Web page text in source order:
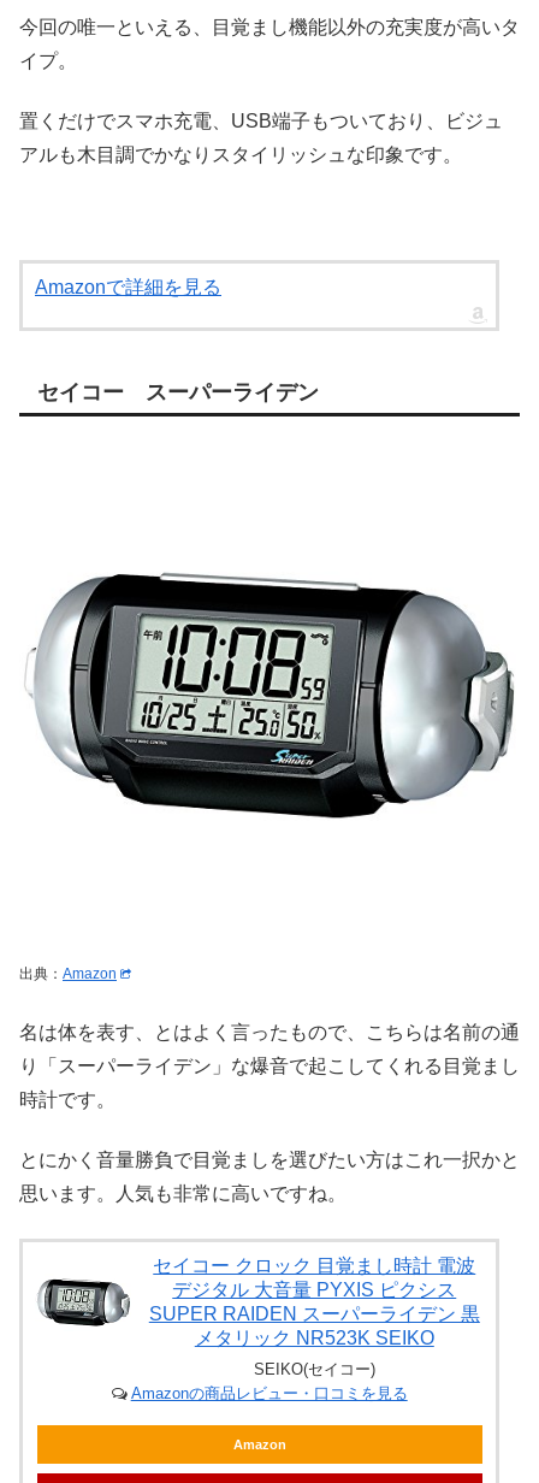
今回の唯一といえる、目覚まし機能以外の充実度が高いタ
イプ。
置くだけでスマホ充電、USB端子もついており、ビジュ
アルも木目調でかなりスタイリッシュな印象です。
Amazonで詳細を見る
セイコー スーパーライデン
出典： Amazon
名は体を表す、とはよく言ったもので、こちらは名前の通
り「スーパーライデン」な爆音で起こしてくれる目覚まし
時計です。
とにかく音量勝負で目覚ましを選びたい方はこれ一択かと
思います。人気も非常に高いですね。
セイコー クロック 目覚まし時計 電波
デジタル 大音量 PYXIS ピクシス
SUPER RAIDEN スーパーライデン 黒
メタリック NR523K SEIKO
SEIKO(セイコー)
Amazonの商品レビュー・口コミを見る
Amazon